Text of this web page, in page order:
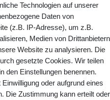
Kontakt
Instagram
Technologien auf unserer
Daten von
(z.B. IP-Adresse), um z.B.
Medien von Drittanbietern
Website zu analysieren. Die
gesetzte Cookies. Wir teilen
den Einstellungen benennen.
oder aufgrund eines
Die Zustimmung kann erteilt oder